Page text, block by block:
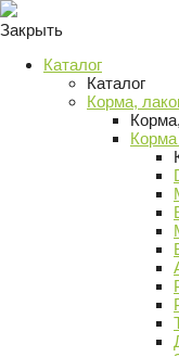
Закрыть
Каталог
Каталог
Корма,